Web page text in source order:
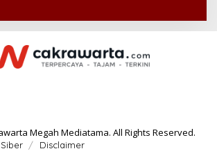
Megah Mediatama. All Rights Reserved.
Disclaimer